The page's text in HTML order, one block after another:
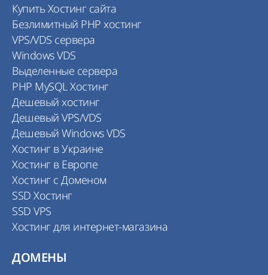
Купить Хостинг сайта
Безлимитный PHP хостинг
VPS/VDS сервера
Windows VDS
Выделенные сервера
PHP MySQL Хостинг
Дешевый хостинг
Дешевый VPS/VDS
Дешевый Windows VDS
Хостинг в Украине
Хостинг в Европе
Хостинг с Доменом
SSD Хостинг
SSD VPS
Хостинг для интернет-магазина
ДОМЕНЫ